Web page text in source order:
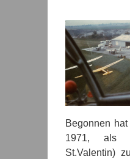
Begonnen
1971, als
St.Valentin)